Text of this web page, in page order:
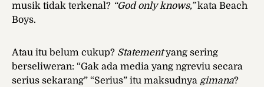
musik tidak terkenal? “God only knows,”kata Beach
Boys.
Atau itu belum cukup? Statementyang sering
berseliweran: “Gak ada media yang ngreviu secara
serius sekarang” “Serius” itu maksudnya gimana?